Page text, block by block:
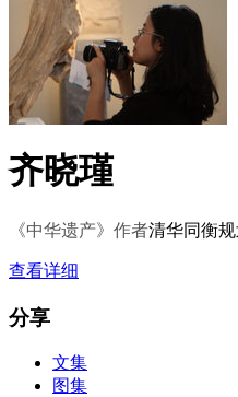
齐晓瑾
《中华遗产》作者清华同衡
查看详细
分享
文集
图集